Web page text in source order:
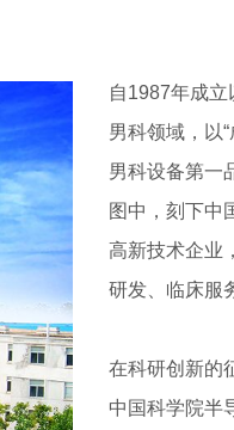
自1987年成
男科领域，以
男科设备第一
图中，刻下中
高新技术企业
研发、临床服
在科研创新的
中国科学院半